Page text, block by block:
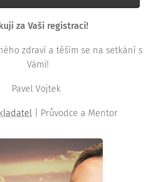
za Vaši registraci!
zdraví a těším se na setkání s
Vámi!
Pavel Vojtek
| Průvodce a Mentor